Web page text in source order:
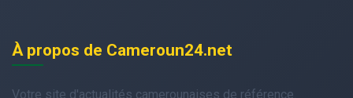
À propos de Cameroun24.net
Votre site d'actualités camerounaises de référence.